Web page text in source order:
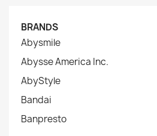
BRANDS
Abysmile
Abysse America Inc.
AbyStyle
Bandai
Banpresto